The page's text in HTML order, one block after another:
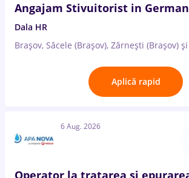
Angajam Stivuitorist in
Dala HR
Brașov, Săcele (Brașov), Zărnești (Brașov)
Aplică rapid
6 Aug. 2026
Operator la tratarea și